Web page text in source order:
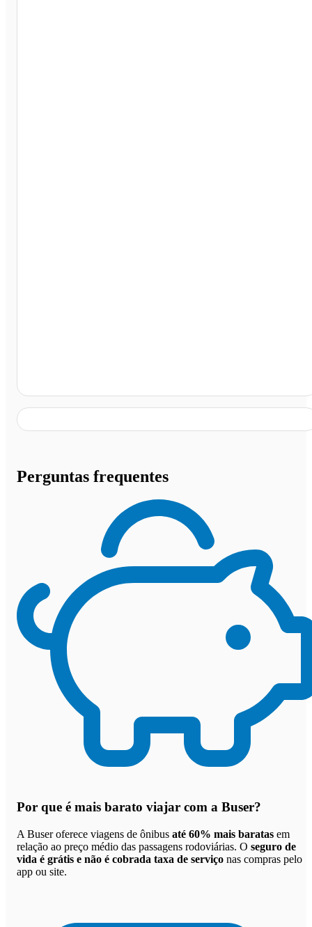
Perguntas frequentes
Por que é mais barato viajar com a Buser?
A Buser oferece viagens de ônibus até 60% mais baratas em
relação ao preço médio das passagens rodoviárias. O seguro de
vida é grátis e não é cobrada taxa de serviço nas compras pelo
app ou site.